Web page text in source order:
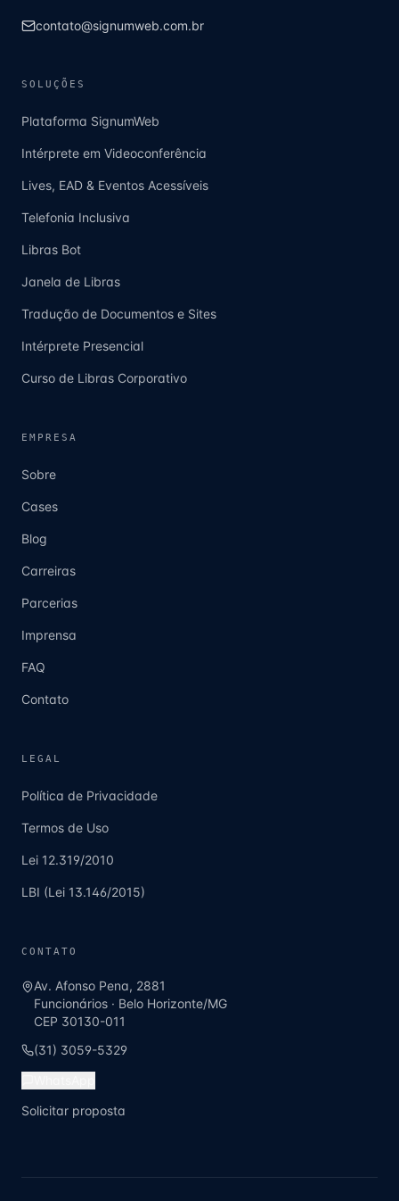
contato@signumweb.com.br
SOLUÇÕES
Plataforma SignumWeb
Intérprete em Videoconferência
Lives, EAD & Eventos Acessíveis
Telefonia Inclusiva
Libras Bot
Janela de Libras
Tradução de Documentos e Sites
Intérprete Presencial
Curso de Libras Corporativo
EMPRESA
Sobre
Cases
Blog
Carreiras
Parcerias
Imprensa
FAQ
Contato
LEGAL
Política de Privacidade
Termos de Uso
Lei 12.319/2010
LBI (Lei 13.146/2015)
CONTATO
Av. Afonso Pena, 2881
Funcionários · Belo Horizonte/MG
CEP 30130-011
(31) 3059-5329
Solicitar proposta